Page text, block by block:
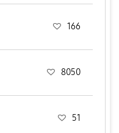
166
8050
51